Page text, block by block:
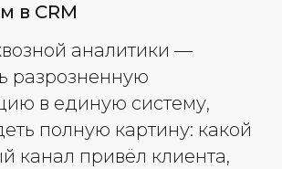
в CRM
аналитики —
разрозненную
в единую систему,
полную картину: какой
канал привёл клиента,